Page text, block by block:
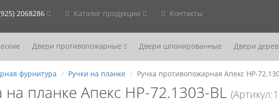
2068286 Каталог продукции Контакты
Двери противопожарные Двери шпонированные Двери
фурнитура Ручки на планке Ручка противопожарная Апекс HP-
на планке Апекс HP-72.1303-BL